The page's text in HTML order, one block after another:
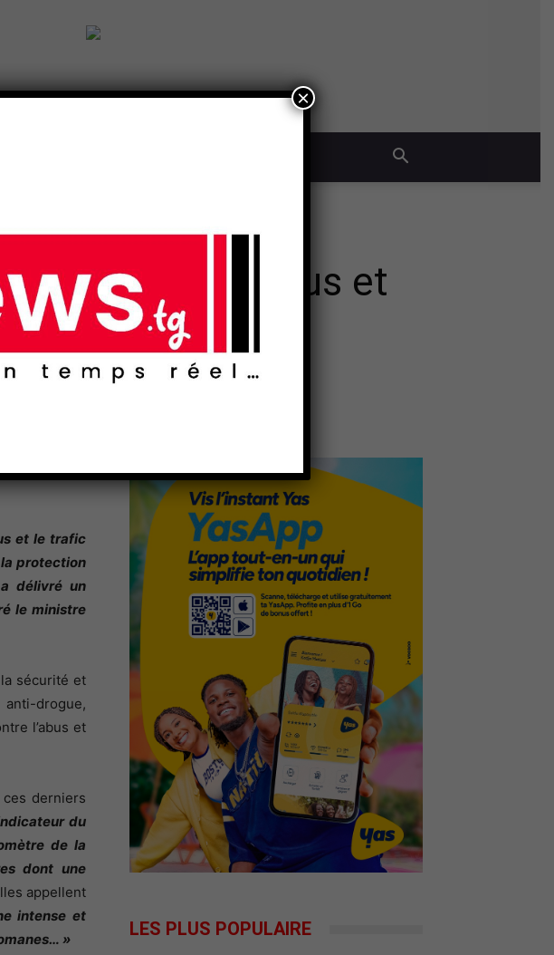
lutte contre l’abus et
adopte une
et le trafic
protection
délivré un
le ministre
sécurité et
drogue,
l’abus et
derniers
du
de la
dont une
appellent
intense et
»
LES PLUS POPULAIRE
×